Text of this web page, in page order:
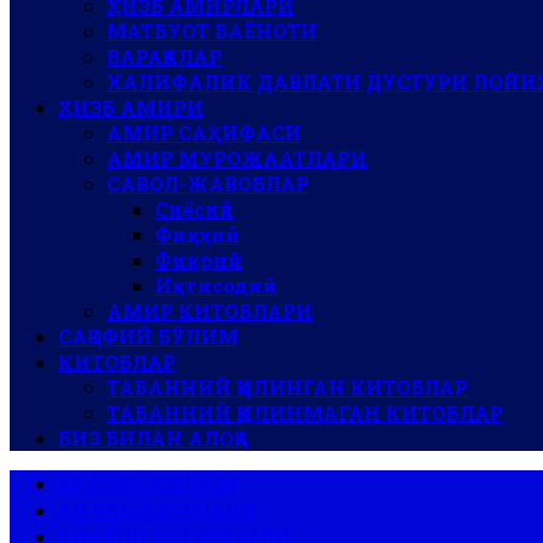
МАТБУОТ БАЁНОТИ
ВАРАҚАЛАР
ХАЛИФАЛИК ДАВЛАТИ ДУСТУРИ
ҲИЗБ АМИРИ
АМИР САҲИФАСИ
АМИР МУРОЖААТЛАРИ
САВОЛ-ЖАВОБЛАР
Сиёсий
Фиқҳий
Фикрий
Иқтисодий
АМИР КИТОБЛАРИ
САҚОФИЙ БЎЛИМ
КИТОБЛАР
ТАБАННИЙ ҚИЛИНГАН КИТОБЛАР
ТАБАННИЙ ҚИЛИНМАГАН КИТОБЛАР
БИЗ БИЛАН АЛОҚА